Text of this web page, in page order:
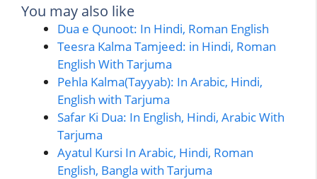
You may also like
Dua e Qunoot: In Hindi, Roman English
Teesra Kalma Tamjeed: in Hindi, Roman
English With Tarjuma
Pehla Kalma(Tayyab): In Arabic, Hindi,
English with Tarjuma
Safar Ki Dua: In English, Hindi, Arabic With
Tarjuma
Ayatul Kursi In Arabic, Hindi, Roman
English, Bangla with Tarjuma